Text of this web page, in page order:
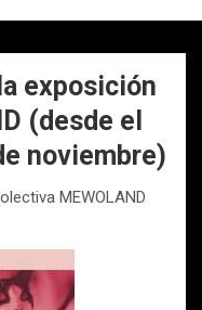
exposición
(desde el
noviembre)
MEWOLAND